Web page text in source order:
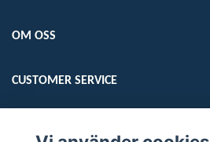
OM OSS
CUSTOMER SERVICE